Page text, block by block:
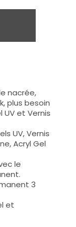
nacrée,
plus besoin
et Vernis
UV, Vernis
Acryl Gel
le
3
et